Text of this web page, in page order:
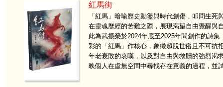
紅馬街
「紅馬」暗喻歷史動盪與時代創傷，叩問生死
在靈魂歷經的苦難之際，展現渴望自由覺醒與
此為武振榮於2024年底至2025年間創作的詩
彩的「紅馬」作核心，象徵超脫世俗且不可抗
年老衰敗的哀嘆，以及對自由與救贖的強烈渴
映個人在虛無空間中尋找存在意義的過程，並